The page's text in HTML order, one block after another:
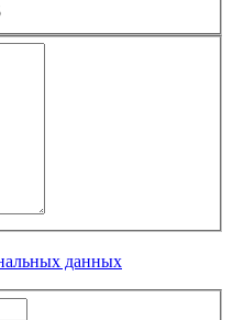
данных